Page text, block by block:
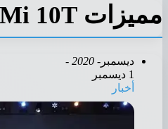
مميزات Mi 10T
ديسمبر - 2020 -
1 ديسمبر
أخبار